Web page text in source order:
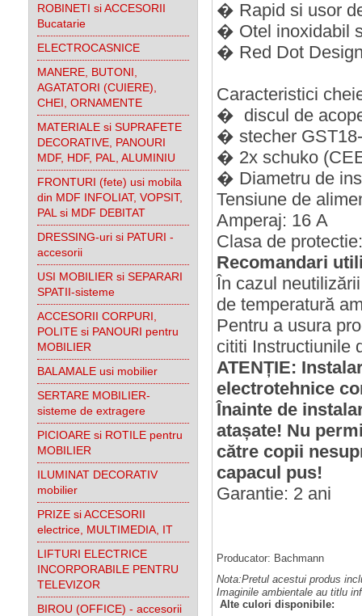
ROBINETI si ACCESORII
Bucatarie
ELECTROCASNICE
MANERE, BUTONI,
AGATATORI (CUIERE),
CHEI, ORNAMENTE
MATERIALE si SUPRAFETE
DECORATIVE, PANOURI
MDF, HDF, PAL, ALUMINIU
FRONTURI (fete) usi mobila
din MDF INFOLIAT, VOPSIT,
PAL si MDF DEBITAT
DRESSING-uri si PATURI -
accesorii
USI MOBILIER si SEPARARI
SPATII-sisteme
ACCESORII CORPURI,
POLITE si PANOURI pentru
MOBILIER
BALAMALE usi mobilier
SERTARE MOBILIER-
sisteme de extragere
PICIOARE si ROTILE pentru
MOBILIER
ILUMINAT DECORATIV
mobilier
PRIZE si ACCESORII
electrice, MULTIMEDIA, IT
LIFTURI ELECTRICE
INCORPORABILE PENTRU
TELEVIZOR
BIROU (OFFICE) - accesorii
� Rapid si usor
� Otel inoxidabil
� Red Dot
Caracteristici
� discul de
� stecher
� 2x schuko
� Diametru de
Tensiune de
Amperaj: 16 A
Clasa de
Recomandari
În cazul
de temperatură
Pentru a usura
cititi Instructiunile
ATENȚIE:
electrotehnice
Înainte de
atașate! Nu
către copii
capacul pus!
Garantie: 2 ani
Producator: Bachmann
Nota:Pretul acestui produs
Imaginile ambientale au titlu
Alte culori disponibile: